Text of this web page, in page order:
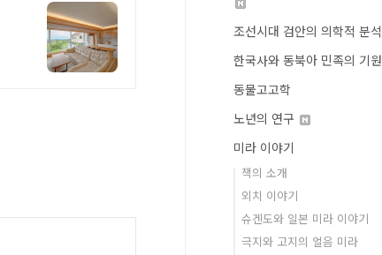
조선시대 검안의 의학적 분석
한국사와 동북아 민족의 기원
동물고고학
노년의 연구
미라 이야기
책의 소개
외치 이야기
슈겐도와 일본 미라 이야기
극지와 고지의 얼음 미라